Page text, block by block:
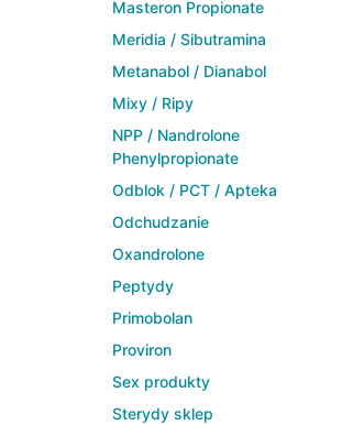
Masteron Propionate
Meridia / Sibutramina
Metanabol / Dianabol
Mixy / Ripy
NPP / Nandrolone
Phenylpropionate
Odblok / PCT / Apteka
Odchudzanie
Oxandrolone
Peptydy
Primobolan
Proviron
Sex produkty
Sterydy sklep